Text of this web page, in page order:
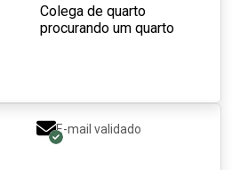
Colega de quarto
procurando um quarto
E-mail validado